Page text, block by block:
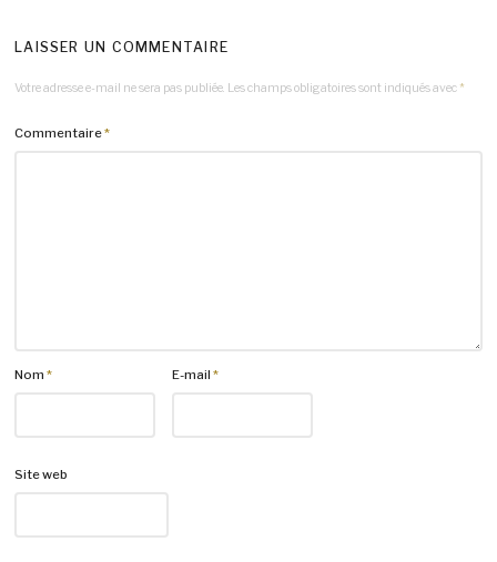
LAISSER UN COMMENTAIRE
Votre adresse e-mail ne sera pas publiée. Les champs obligatoires sont indiqués avec *
Commentaire*
Nom* E-mail*
Site web